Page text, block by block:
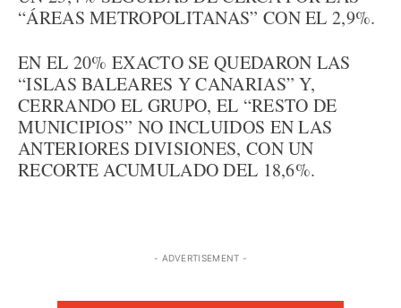
“ÁREAS METROPOLITANAS” CON EL 2,9%.
EN EL 20% EXACTO SE QUEDARON LAS
“ISLAS BALEARES Y CANARIAS” Y,
CERRANDO EL GRUPO, EL “RESTO DE
MUNICIPIOS” NO INCLUIDOS EN LAS
ANTERIORES DIVISIONES, CON UN
RECORTE ACUMULADO DEL 18,6%.
- ADVERTISEMENT -